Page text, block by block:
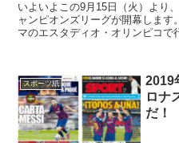
いよいよこの9月15日（火）より
ャンピオンズリーグが開幕しま
マのエスタディオ・オリンピコ
オンズが現行フォーマットとな
はまず間違いなく、リオネル・
100試合の記念ゲームとなりまし
度もネットを揺らしているギガ
め、センテナリオに自ら花を添え
続いて欧州戦でも第二子マテオく
を楽しみにするクレであります。
スポーツ紙
2019
ロナ
だ！